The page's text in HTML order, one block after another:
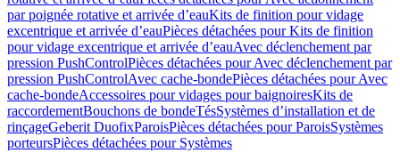
par poignée rotative et arrivée d’eauKits de finition pour vidage
excentrique et arrivée d’eauPièces détachées pour Kits de finition
pour vidage excentrique et arrivée d’eauAvec déclenchement par
pression PushControlPièces détachées pour Avec déclenchement par
pression PushControlAvec cache-bondePièces détachées pour Avec
cache-bondeAccessoires pour vidages pour baignoiresKits de
raccordementBouchons de bondeTésSystèmes d’installation et de
rinçageGeberit DuofixParoisPièces détachées pour ParoisSystèmes
porteursPièces détachées pour Systèmes